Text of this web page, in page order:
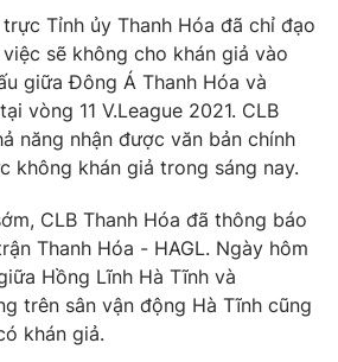
Tỉnh ủy Thanh Hóa đã chỉ đạo
sẽ không cho khán giả vào
giữa Đông Á Thanh Hóa và
vòng 11 V.League 2021. CLB
năng nhận được văn bản chính
không khán giả trong sáng nay.
CLB Thanh Hóa đã thông báo
Thanh Hóa - HAGL. Ngày hôm
Hồng Lĩnh Hà Tĩnh và
trên sân vận động Hà Tĩnh cũng
khán giả.